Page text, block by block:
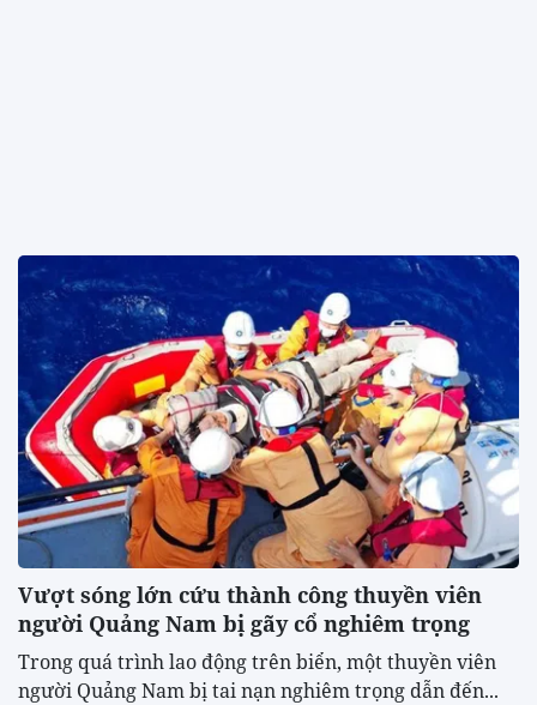
Vượt sóng lớn cứu thành công thuyền viên
người Quảng Nam bị gãy cổ nghiêm trọng
Trong quá trình lao động trên biển, một thuyền viên
người Quảng Nam bị tai nạn nghiêm trọng dẫn đến...